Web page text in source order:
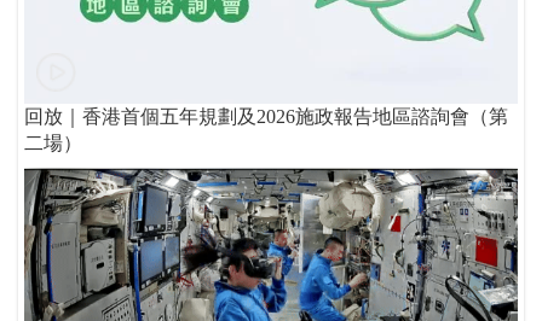
回放｜香港首個五年規劃及2026施政報告地區諮詢會（第
二場）